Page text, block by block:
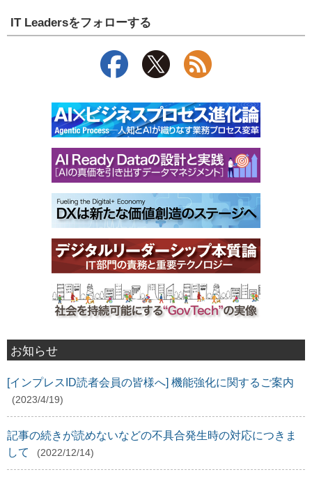
IT Leadersをフォローする
お知らせ
[インプレスID読者会員の皆様へ] 機能強化に関するご案内
(2023/4/19)
記事の続きが読めないなどの不具合発生時の対応につきま
して
(2022/12/14)